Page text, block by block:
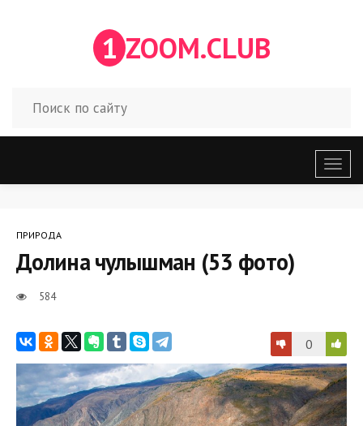
1 ZOOM.CLUB
меню
ПРИРОДА
Долина чулышман (53 фото)
584
0